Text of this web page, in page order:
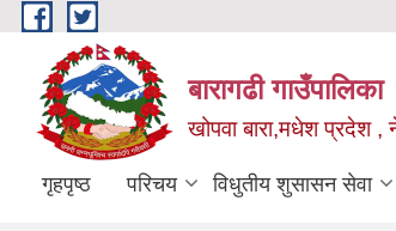
Skip to main content
बारागढी गाउँपालिका
खोपवा बारा,मधेश प्रदेश ,
गृहपृष्ठ परिचय विधुतीय शुसासन सेवा